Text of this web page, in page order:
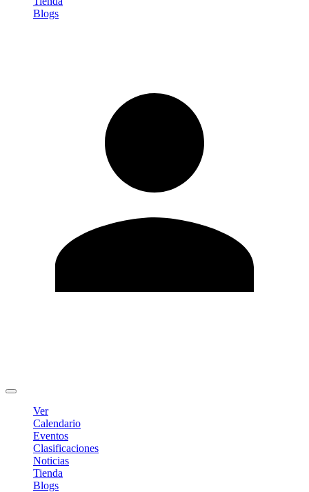
Blogs
Ver
Calendario
Eventos
Clasificaciones
Noticias
Tienda
Blogs